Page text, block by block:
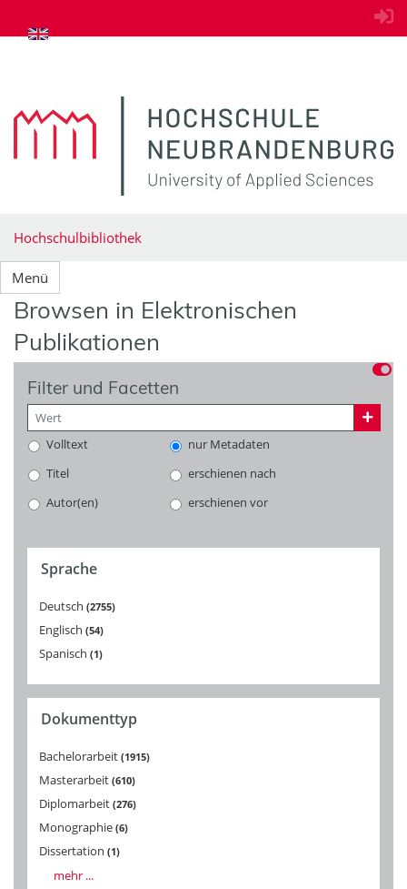
zum Inhalt springen
Hochschulbibliothek
Menü
Browsen in Elektronischen
Publikationen
Filter und Facetten
Volltext
nur Metadaten
Titel
erschienen nach
Autor(en)
erschienen vor
Sprache
Deutsch 2755
Englisch 54
Spanisch 1
Dokumenttyp
Bachelorarbeit 1915
Masterarbeit 610
Diplomarbeit 276
Monographie 6
Dissertation 1
mehr ...